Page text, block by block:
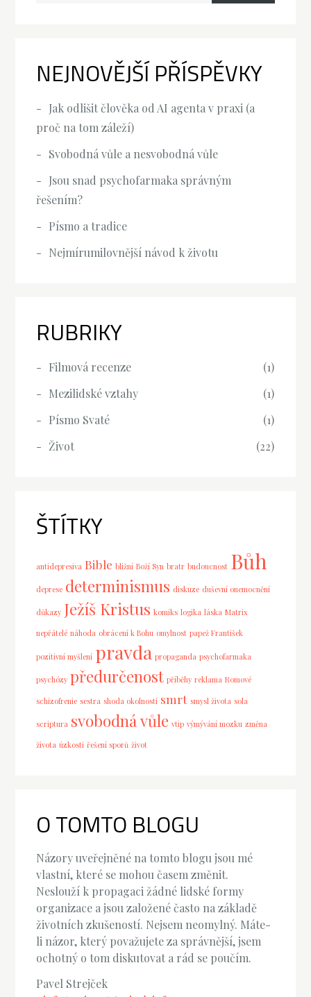
NEJNOVĚJŠÍ PŘÍSPĚVKY
Jak odlišit člověka od AI agenta v praxi (a
proč na tom záleží)
Svobodná vůle a nesvobodná vůle
Jsou snad psychofarmaka správným
řešením?
Písmo a tradice
Nejmírumilovnější návod k životu
RUBRIKY
Filmová recenze
(1)
Mezilidské vztahy
(1)
Písmo Svaté
(1)
Život
(22)
ŠTÍTKY
antidepresiva Bible bližní Boží Syn bratr budoucnost Bůh
deprese determinismus diskuze duševní onemocnění
důkazy Ježíš Kristus komiks logika láska Matrix
nepřátelé náhoda obrácení k Bohu omylnost papež František
pozitivní myšlení pravda propaganda psychofarmaka
psychózy předurčenost příběhy reklama Romové
schizofrenie sestra shoda okolností smrt smysl života sola
scriptura svobodná vůle vtip výmývání mozku změna
života úzkosti řešení sporů život
O TOMTO BLOGU
Názory uveřejněné na tomto blogu jsou mé
vlastní, které se mohou časem změnit.
Neslouží k propagaci žádné lidské formy
organizace a jsou založené často na základě
životních zkušeností. Nejsem neomylný. Máte-
li názor, který považujete za správnější, jsem
ochotný o tom diskutovat a rád se poučím.
Pavel Strejček